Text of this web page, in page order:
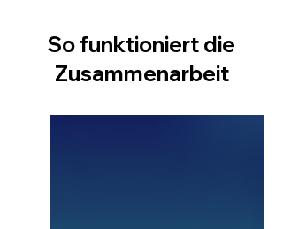
So funktioniert die
Zusammenarbeit